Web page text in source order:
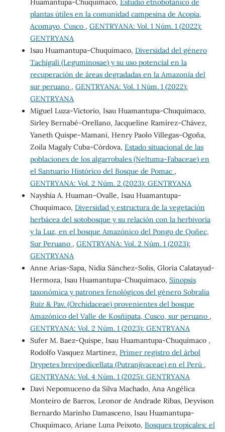
Huamantupa-Chuquimaco, Estudio etnobotánico de
plantas útiles en la comunidad campesina de Acopia,
Acomayo, Cusco , GENTRYANA: Vol. 1 Núm. 1 (2022):
GENTRYANA
Isau Huamantupa-Chuquimaco, Diversidad del género
Tachigali (Leguminosae) y su uso potencial en la
recuperación de áreas degradadas en la Amazonía del
sur peruano , GENTRYANA: Vol. 1 Núm. 1 (2022):
GENTRYANA
Miguel Luza-Victorio, Isau Huamantupa-Chuquimaco,
Sirley Bernabé-Orellano, Jacqueline Ramírez-Chávez,
Yaneth Quispe-Mamani, Henry Paolo Villegas-Ogoña,
Zoila Magaly Cuba-Córdova, Estado situacional de las
poblaciones de los algarrobales (Neltuma-Fabaceae) en
el Santuario Histórico del Bosque de Pomac ,
GENTRYANA: Vol. 2 Núm. 2 (2023): GENTRYANA
Nayshia A. Huaman-Ovalle, Isau Huamantupa-
Chuquimaco, Diversidad y estructura de la vegetación
herbácea del sotobosque y su relación con la herbivoría
y la Luz, en el bosque Amazónico del Pongo de Qoñec,
Sur Peruano , GENTRYANA: Vol. 2 Núm. 1 (2023):
GENTRYANA
Anne Arias-Sapa, Nidia Sánchez-Solis, Gloria Calatayud-
Hermoza, Isau Huamantupa-Chuquimaco, Sinopsis
taxonómica y patrones fenológicos del género Sobralia
Ruiz & Pav. (Orchidaceae) provenientes del bosque
Amazónico del Valle de Kosñipata, Cusco, sur peruano ,
GENTRYANA: Vol. 2 Núm. 1 (2023): GENTRYANA
Sufer M. Baez-Quispe, Isau Huamantupa-Chuquimaco ,
Rodolfo Vasquez Martinez, Primer registro del árbol
Drypetes brevipedicellata (Putranjivaceae) en el Perú ,
GENTRYANA: Vol. 4 Núm. 1 (2025): GENTRYANA
Davi Nepomuceno da Silva Machado, Ana Angélica
Monteiro de Barros, Leonor de Andrade Ribas, Deyvison
Bernardo Marinho Damasceno, Isau Huamantupa-
Chuquimaco, Ariane Luna Peixoto, Bosques tropicales: el